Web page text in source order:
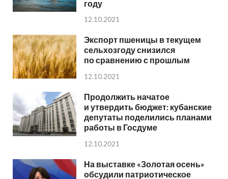
году
12.10.2021
Экспорт пшеницы в текущем
сельхозгоду снизился
по сравнению с прошлым
12.10.2021
Продолжить начатое
и утвердить бюджет: кубанские
депутаты поделились планами
работы в Госдуме
12.10.2021
На выставке «Золотая осень»
обсудили патриотическое